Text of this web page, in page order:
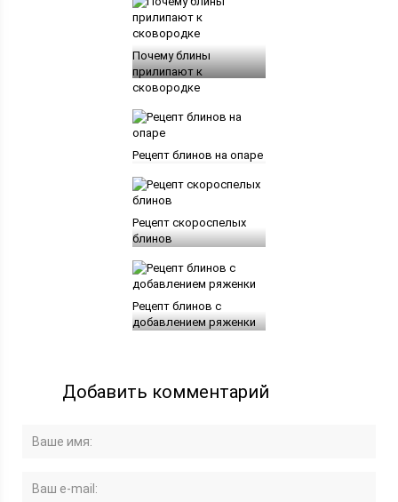
Почему блины
прилипают к
сковородке
Рецепт блинов на опаре
Рецепт скороспелых
блинов
Рецепт блинов с
добавлением ряженки
Добавить комментарий